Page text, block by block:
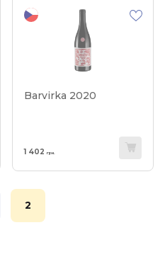
Barvirka 2020
1 402 грн.
2